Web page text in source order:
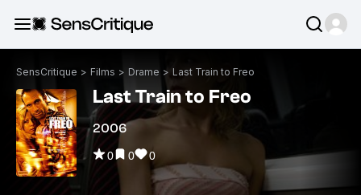
SensCritique > Films > Drame > Last Train to Freo
Last Train to Freo
2006
0 0 0